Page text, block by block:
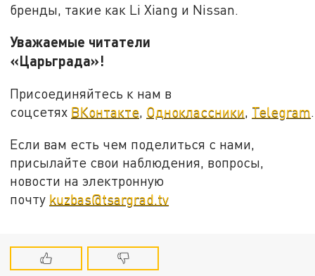
бренды, такие как Li Xiang и Nissan.
Уважаемые читатели
«Царьграда»!
Присоединяйтесь к нам в
соцсетях ВКонтакте, Одноклассники, Telegram.
Если вам есть чем поделиться с нами,
присылайте свои наблюдения, вопросы,
новости на электронную
почту kuzbas@tsargrad.tv